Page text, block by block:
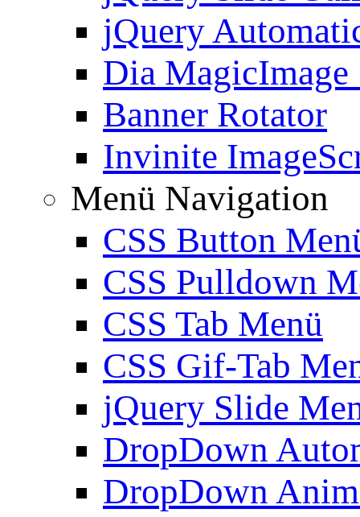
jQuery
Dia MagicImage
Banner Rotator
Invinite
Menü Navigation
CSS Button
CSS Pulldown
CSS Tab Menü
CSS Gif-Tab
jQuery Slide
DropDown
DropDown